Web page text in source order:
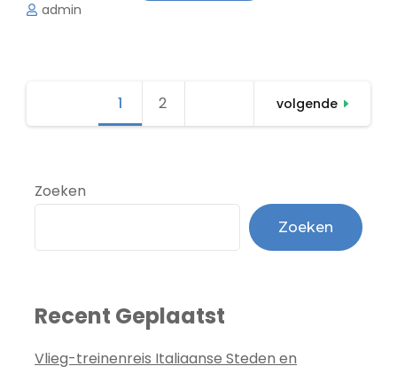
admin
Berichten
pagineringPagina
1 Pagina
2 volgende
Zoeken
Zoeken
Recent Geplaatst
Vlieg-treinenreis Italiaanse Steden en